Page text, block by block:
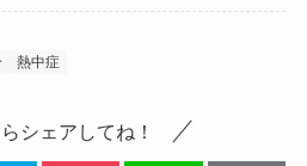
熱中症
シェアしてね！